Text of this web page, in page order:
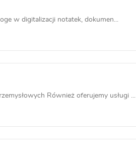
w digitalizacji notatek, dokumen...
Również oferujemy usługi ...